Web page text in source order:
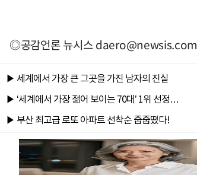
◎공감언론 뉴시스daero@newsis.com